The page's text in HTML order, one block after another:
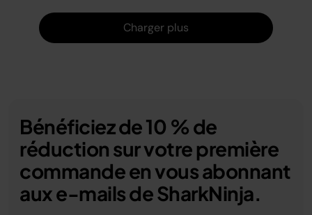
Charger plus
Bénéficiez de 10 % de
réduction sur votre première
commande en vous abonnant
aux e-mails de SharkNinja.